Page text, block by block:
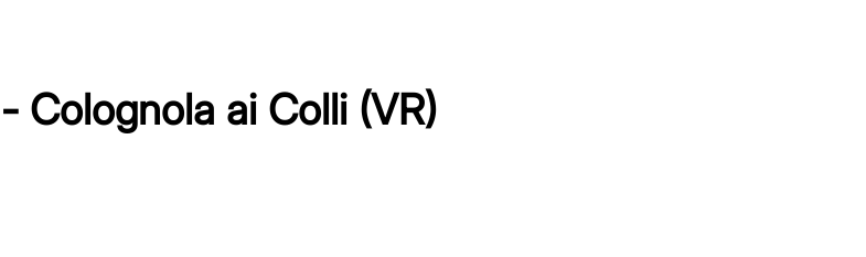
Colognola ai Colli (VR)